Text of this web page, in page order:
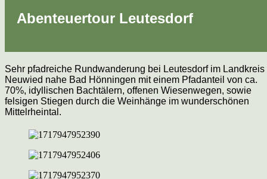
Abenteuertour Leutesdorf
Sehr pfadreiche Rundwanderung bei Leutesdorf im Landkreis
Neuwied nahe Bad Hönningen mit einem Pfadanteil von ca.
70%, idyllischen Bachtälern, offenen Wiesenwegen, sowie
felsigen Stiegen durch die Weinhänge im wunderschönen
Mittelrheintal.